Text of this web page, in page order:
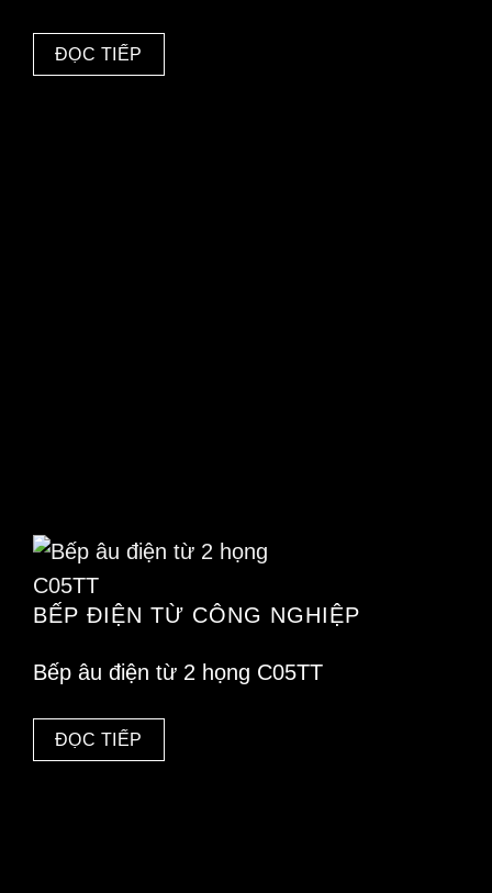
ĐỌC TIẾP
BẾP ĐIỆN TỪ CÔNG NGHIỆP
Bếp âu điện từ 2 họng C05TT
ĐỌC TIẾP